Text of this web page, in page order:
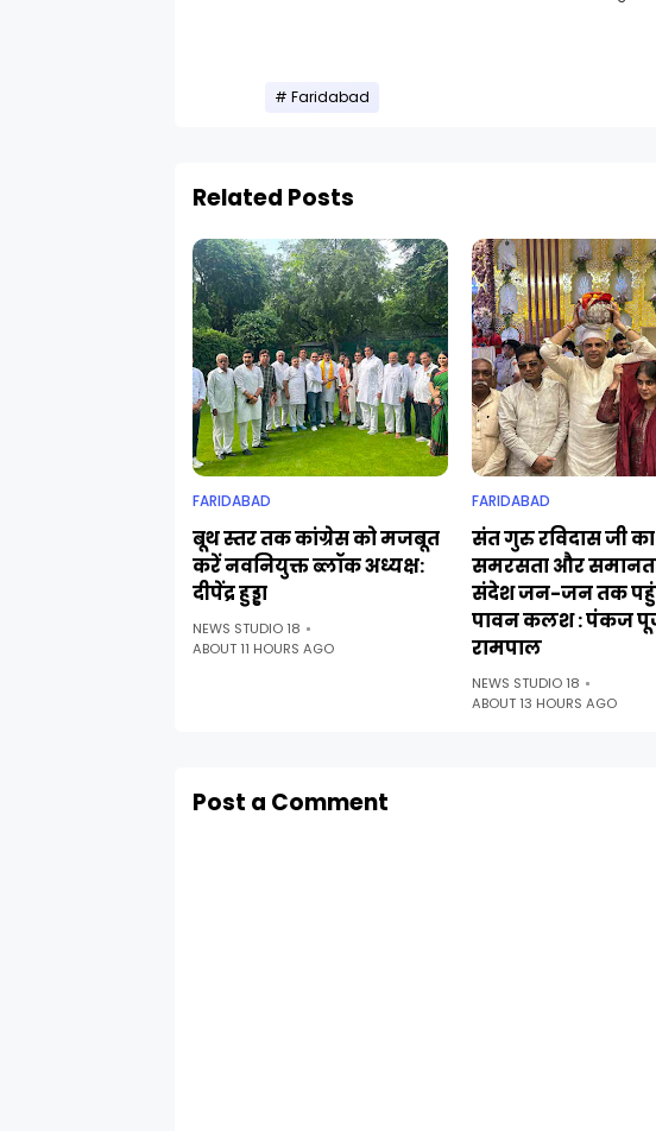
Faridabad
Related Posts
FARIDABAD
बूथ स्तर तक कांग्रेस को मजबूत
करें नवनियुक्त ब्लॉक अध्यक्ष:
दीपेंद्र हुड्डा
NEWS STUDIO 18
ABOUT 11 HOURS AGO
FARIDABAD
संत गुरु रविदास जी का
समरसता और
संदेश जन-जन तक
पावन कलश : पंकज
रामपाल
NEWS STUDIO 18
ABOUT 13 HOURS AGO
Post a Comment